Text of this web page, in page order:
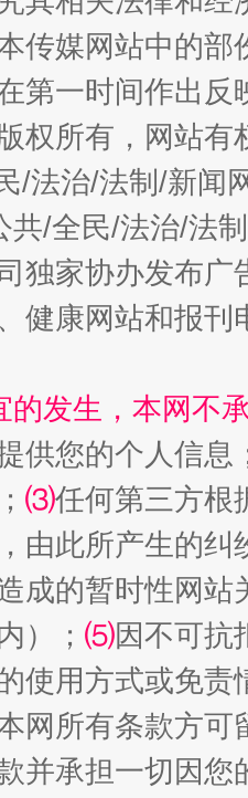
开幕 规模
衣” 如何以
传媒网站中的
第一时间作出
权所有，网站
/法治/法制/新闻
共/全民/法治/法
独家协办发布
健康网站和报
的发生，本网不
供您的个人信息
⑶任何第三方根
由此所产生的纠
成的暂时性网
）； ⑸因不可抗
使用方式或免责
网所有条款方
并承担一切因